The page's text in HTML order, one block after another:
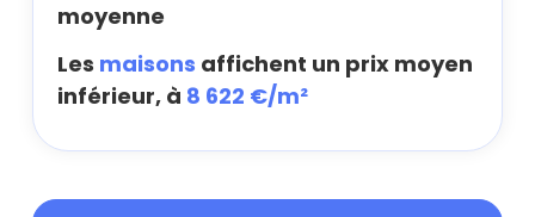
moyenne
Les maisons affichent un prix moyen
inférieur, à 8 622 €/m²